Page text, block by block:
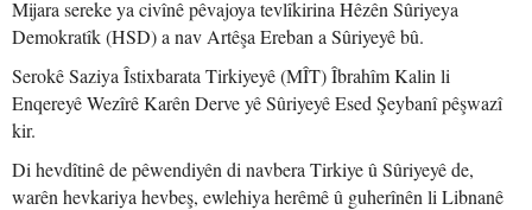
Mijara sereke ya civînê pêvajoya tevlîkirina Hêzên Sûriyeya
Demokratîk (HSD) a nav Artêşa Ereban a Sûriyeyê bû.
Serokê Saziya Îstixbarata Tirkiyeyê (MÎT) Îbrahîm Kalin li
Enqereyê Wezîrê Karên Derve yê Sûriyeyê Esed Şeybanî pêşwazî
kir.
Di hevdîtinê de pêwendiyên di navbera Tirkiye û Sûriyeyê de,
warên hevkariya hevbeş, ewlehiya herêmê û guherînên li Libnanê